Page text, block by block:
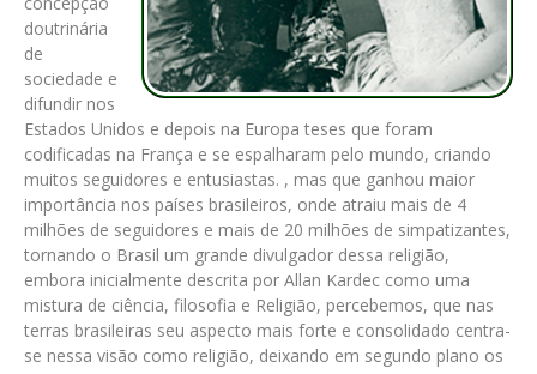
doutrinária
de
sociedade e
difundir nos
Estados Unidos e depois na Europa teses que foram
codificadas na França e se espalharam pelo mundo, criando
muitos seguidores e entusiastas. , mas que ganhou maior
importância nos países brasileiros, onde atraiu mais de 4
milhões de seguidores e mais de 20 milhões de simpatizantes,
tornando o Brasil um grande divulgador dessa religião,
embora inicialmente descrita por Allan Kardec como uma
mistura de ciência, filosofia e Religião, percebemos, que nas
terras brasileiras seu aspecto mais forte e consolidado centra-
se nessa visão como religião, deixando em segundo plano os